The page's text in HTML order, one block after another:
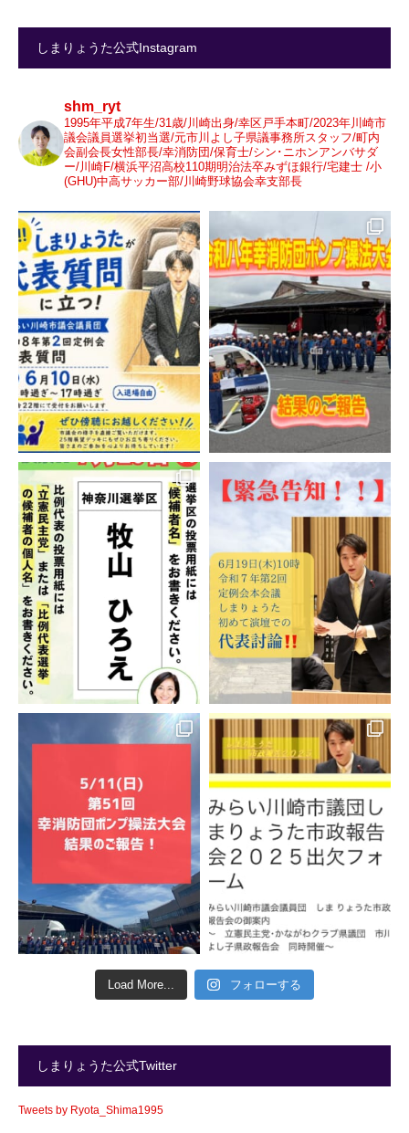
しまりょうた公式Instagram
shm_ryt
1995年平成7年生/31歳/川崎出身/幸区戸手本町/2023年川崎市
議会議員選挙初当選/元市川よし子県議事務所スタッフ/町内
会副会長女性部長/幸消防団/保育士/シン･ニホンアンバサダ
ー/川崎F/横浜平沼高校110期明治法卒みずほ銀行/宅建士 /小
(GHU)中高サッカー部/川崎野球協会幸支部長
Load More... フォローする
しまりょうた公式Twitter
Tweets by Ryota_Shima1995